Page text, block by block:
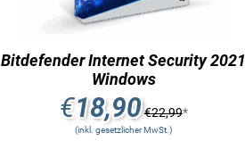
Bitdefender Internet Security 2021
Windows
€18,90€22,99*
(inkl. gesetzlicher MwSt.)